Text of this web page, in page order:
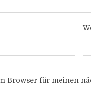
Browser für meinen